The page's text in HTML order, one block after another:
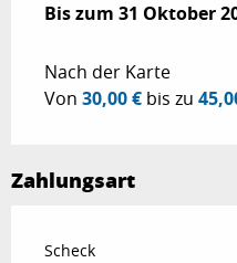
ab1 Juli 2026bis zum
Bis zum 31 Oktober
Nach der Karte
Von 30,00 € bis zu
Zahlungsart
Scheck